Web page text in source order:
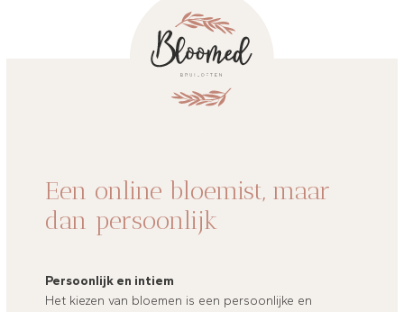
Een online bloemist, maar
dan persoonlijk
Persoonlijk en intiem
Het kiezen van bloemen is een persoonlijke en